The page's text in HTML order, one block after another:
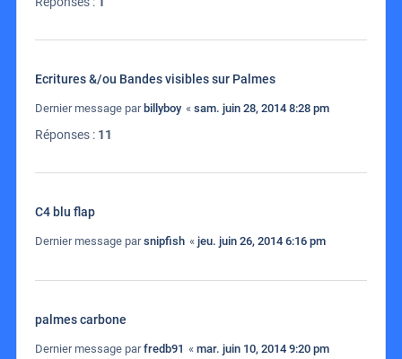
Ecritures &/ou Bandes visibles sur Palmes
Dernier message parbillyboy « sam. juin 28, 2014 8:28 pm
Réponses : 11
C4 blu flap
Dernier message parsnipfish « jeu. juin 26, 2014 6:16 pm
palmes carbone
Dernier message parfredb91 « mar. juin 10, 2014 9:20 pm